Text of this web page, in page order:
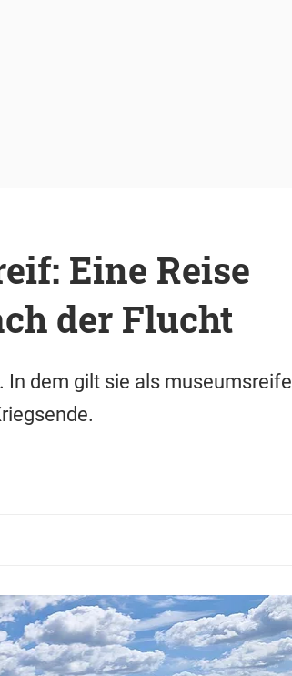
Eine Reise
der Flucht
dem gilt sie als museumsreife